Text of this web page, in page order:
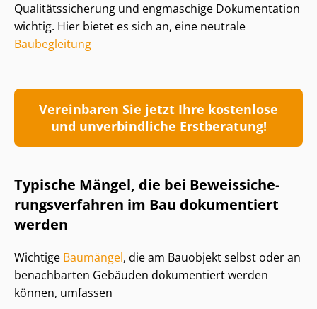
Qua­li­täts­si­che­rung und engmaschige Dokumentation
wichtig. Hier bietet es sich an, eine neutrale
Baubegleitung
Vereinbaren Sie jetzt Ihre kostenlose
und unverbindliche Erstberatung!
Typische Mängel, die bei Be­weis­si­che­
rungs­ver­fah­ren im Bau dokumentiert
werden
Wichtige Baumängel, die am Bauobjekt selbst oder an
benachbarten Gebäuden dokumentiert werden
können, umfassen